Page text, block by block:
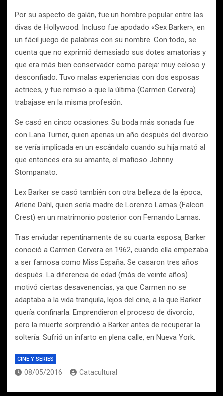
Por su aspecto de galán, fue un hombre popular entre las
divas de Hollywood. Incluso fue apodado «Sex Barker», en
un fácil juego de palabras con su nombre. Con todo, se
cuenta que no exprimió demasiado sus dotes amatorias y
que era más bien conservador como pareja: muy celoso y
desconfiado. Tuvo malas experiencias con dos esposas
actrices, y fue remiso a que la última (Carmen Cervera)
trabajase en la misma profesión.
Se casó en cinco ocasiones. Su boda más sonada fue
con Lana Turner, quien apenas un año después del divorcio
se vería implicada en un escándalo cuando su hija mató al
que entonces era su amante, el mafioso Johnny
Stompanato.
Lex Barker se casó también con otra belleza de la época,
Arlene Dahl, quien sería madre de Lorenzo Lamas (Falcon
Crest) en un matrimonio posterior con Fernando Lamas.
Tras enviudar repentinamente de su cuarta esposa, Barker
conoció a Carmen Cervera en 1962, cuando ella empezaba
a ser famosa como Miss España. Se casaron tres años
después. La diferencia de edad (más de veinte años)
motivó ciertas desavenencias, ya que Carmen no se
adaptaba a la vida tranquila, lejos del cine, a la que Barker
quería confinarla. Emprendieron el proceso de divorcio,
pero la muerte sorprendió a Barker antes de recuperar la
soltería. Sufrió un infarto en plena calle, en Nueva York.
CINE Y SERIES
08/05/2016 Catacultural